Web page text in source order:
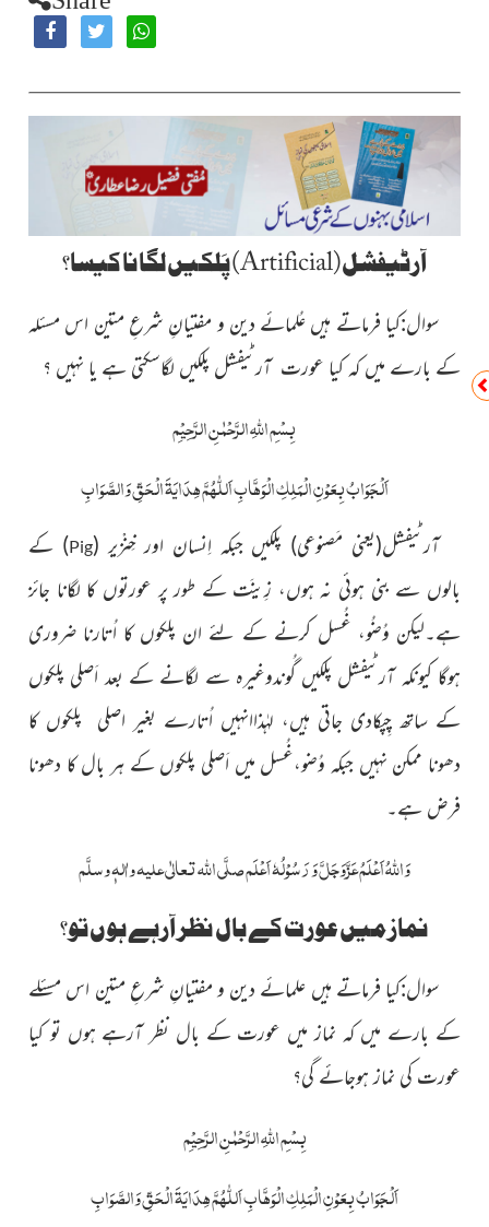
آرٹیفشل(Artificial) پَلکیں لگانا کیسا؟
سوال:کیا فرماتے ہیں عُلمائے دین و مفتیانِ شرعِ متین اس مسئلہ
کے بارے میں کہ کیا عورت آرٹیفشل پلکیں لگاسکتی ہے یا نہیں ؟
بِسْمِ اللّٰہِ الرَّحْمٰنِ الرَّحِیْمِ
اَلْجَوَابُ بِعَوْنِ الْمَلِکِ الْوَھَّابِ اَللّٰھُمَّ ھِدَایَۃَ الْحَقِّ وَالصَّوَابِ
آرٹیفشل(یعنی مَصنوعی) پلکیں جبکہ اِنسان اور خِنْزیر (
Pig
) کے
بالوں سے بنی ہوئی نہ ہوں، زِینَت کے طور پر عورتوں کا لگانا جائز
ہے۔لیکن وُضُو، غُسل کرنےکے لئے ان پلکوں کا اُتارنا ضروری
ہوگا کیونکہ آرٹیفشل پلکیں گُوندوغیرہ سے لگانے کے بعد اَصلی پلکوں
کے ساتھ چِپکادی جاتی ہیں، لہٰذاانہیں اُتارے بغیر اصلی پلکوں کا
دھونا ممکن نہیں جبکہ وُضو،غُسل میں اَصلی پلکوں کے ہر بال کا دھونا
فرض ہے۔
وَاللہُ اَعْلَمُ عَزَّوَجَلَّ وَ رَسُوْلُہٗ اَعْلَم صلَّی اللہ تعالٰی علیہ واٰلہٖ وسلَّم
نماز میں عورت کے بال نظر آرہے ہوں تو؟
سوال:کیا فرماتے ہیں علمائے دین و مفتیانِ شرعِ متین اس مسئلے
کے بارے میں کہ نماز میں عورت کے بال نظر آرہے ہوں تو کیا
عورت کی نماز ہوجائے گی؟
بِسْمِ اللّٰہِ الرَّحْمٰنِ الرَّحِیْمِ
اَلْجَوَابُ بِعَوْنِ الْمَلِکِ الْوَھَّابِ اَللّٰھُمَّ ھِدَایَۃَ الْحَقِّ وَالصَّوَابِ